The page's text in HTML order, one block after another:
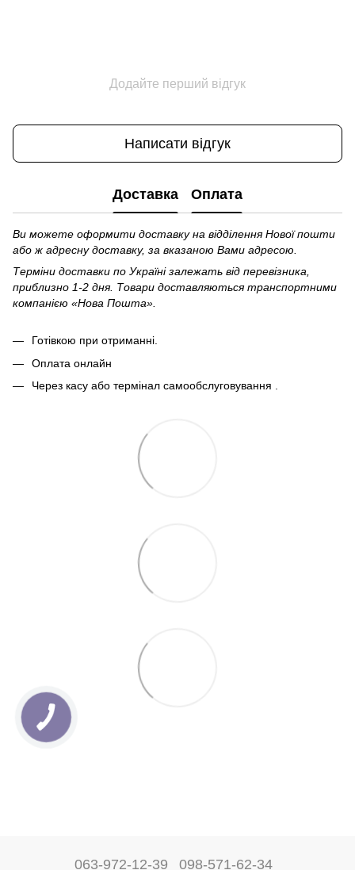
Додайте перший відгук
Написати відгук
Доставка Оплата
Ви можете оформити доставку на відділення Нової пошти
або ж адресну доставку, за вказаною Вами адресою.
Терміни доставки по Україні залежать від перевізника,
приблизно 1-2 дня. Товари доставляються транспортними
компанією «Нова Пошта».
Готівкою при отриманні.
Оплата онлайн
Через касу або термінал самообслуговування .
063-972-12-39 098-571-62-34